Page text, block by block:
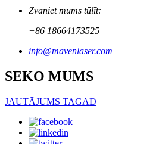
Zvaniet mums tūlīt:
+86 18664173525
info@mavenlaser.com
SEKO MUMS
JAUTĀJUMS TAGAD